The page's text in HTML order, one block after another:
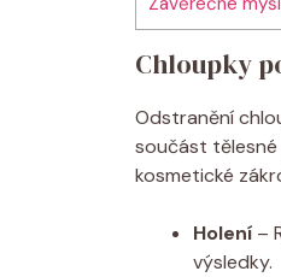
Chloupky
Odstranění
součást
kosmetické
Holení –
výsledky.